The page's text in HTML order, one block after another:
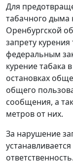
Для
табачного дыма
Оренбургской
запрету
федеральным
курение табака
остановках
общего
сообщения, а
метров от них.
За нарушение
ответственность.